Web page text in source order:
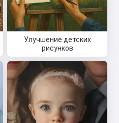
Улучшение детских
рисунков